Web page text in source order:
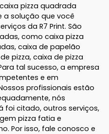
pizza quadrada
a solução que você
da R7 Print. São
como caixa pizza
caixa de papelão
pizza, caixa de pizza
tal sucesso, a empresa
e em
profissionais estão
nós
foi citado, outros serviços,
pizza fatia e
Por isso, fale conosco e